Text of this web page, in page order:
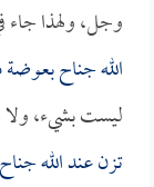
وجل، ولهذا
الله جناح
ليست بشيء، ولا
تزن عند الله